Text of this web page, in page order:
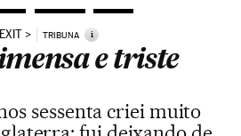
TRIBUNA i
e triste
sessenta criei muito